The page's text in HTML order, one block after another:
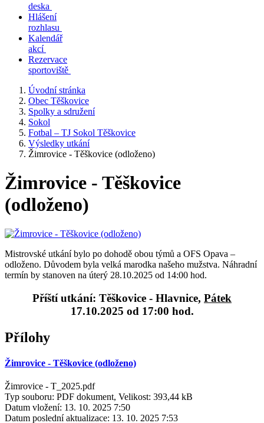
deska
Hlášení
rozhlasu
Kalendář
akcí
Rezervace
sportoviště
Úvodní stránka
Obec Těškovice
Spolky a sdružení
Sokol
Fotbal – TJ Sokol Těškovice
Výsledky utkání
Žimrovice - Těškovice (odloženo)
Žimrovice - Těškovice
(odloženo)
Mistrovské utkání bylo po dohodě obou týmů a OFS Opava –
odloženo. Důvodem byla velká marodka našeho mužstva. Náhradní
termín by stanoven na úterý 28.10.2025 od 14:00 hod.
Příští utkání: Těškovice - Hlavnice, Pátek
17.10.2025 od 17:00 hod.
Přílohy
Žimrovice - Těškovice (odloženo)
Žimrovice - T_2025.pdf
Typ souboru: PDF dokument, Velikost: 393,44 kB
Datum vložení: 13. 10. 2025 7:50
Datum poslední aktualizace: 13. 10. 2025 7:53